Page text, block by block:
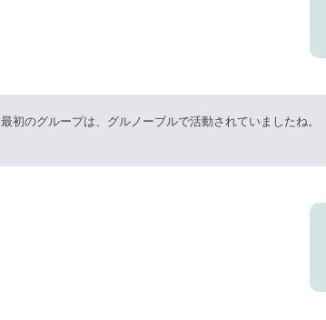
最初のグループは、グルノーブルで活動されていましたね。